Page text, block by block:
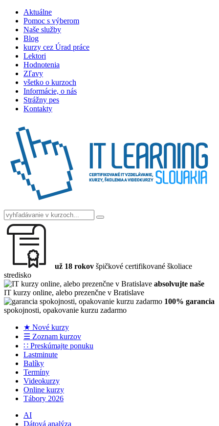
Aktuálne
Pomoc s výberom
Naše služby
Blog
kurzy cez Úrad práce
Lektori
Hodnotenia
Zľavy
všetko o kurzoch
Informácie, o nás
Strážny pes
Kontakty
už 18 rokov špičkové certifikované školiace
stredisko
absolvujte naše
IT kurzy online, alebo prezenčne v Bratislave
100% garancia
spokojnosti, opakovanie kurzu zadarmo
★ Nové kurzy
☰ Zoznam kurzov
∷ Preskúmajte ponuku
Lastminute
Balíky
Termíny
Videokurzy
Online kurzy
Tábory 2026
AI
Dátová analýza